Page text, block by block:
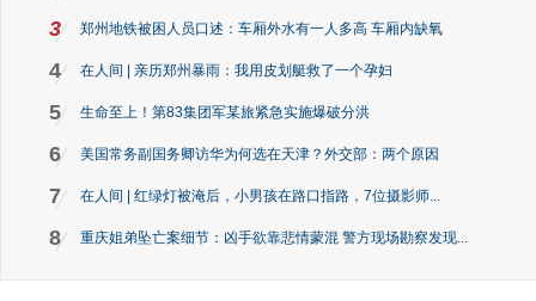
3 郑州地铁被困人员口述：车厢外水有一人多高 车厢内缺氧
4 在人间 | 亲历郑州暴雨：我用皮划艇救了一个孕妇
5 生命至上！第83集团军某旅紧急实施爆破分洪
6 美国常务副国务卿访华为何选在天津？外交部：两个原因
7 在人间 | 红绿灯被淹后，小男孩在路口指路，7位摄影师...
8 重庆姐弟坠亡案细节：凶手欲靠悲情蒙混 警方现场勘察发现...